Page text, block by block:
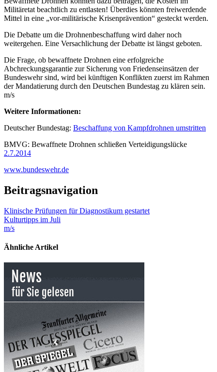
Militäretat beachtlich zu entlasten! Überdies könnten freiwerdende
Mittel in eine „vor-militärische Krisenprävention“ gesteckt werden.
Die Debatte um die Drohnenbeschaffung wird daher noch
weitergehen. Eine Versachlichung der Debatte ist längst geboten.
Die Frage, ob bewaffnete Drohnen eine erfolgreiche
Abchreckungsgarantie zur Sicherung von Friedenseinsätzen der
Bundeswehr sind, wird bei künftigen Konflikten zuerst im Rahmen
der Mandatierung durch den Deutschen Bundestag zu klären sein.
m/s
Weitere Informationen:
Deutscher Bundestag: Beschaffung von Kampfdrohnen umstritten
BMVG: Bewaffnete Drohnen schließen Verteidigungslücke
2.7.2014
www.bundeswehr.de
Beitragsnavigation
Klinische Prüfungen für Diagnostikum gestartet
Kulturtipps im Juli
m/s
Ähnliche Artikel